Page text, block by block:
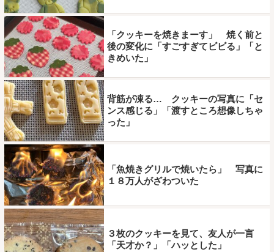
「クッキーを焼きまーす」 焼く前と
後の変化に「すごすぎてビビる」「と
きめいた」
背筋が凍る… クッキーの写真に「セ
ンス感じる」「渡すところ想像しちゃ
った」
「魚焼きグリルで焼いたら」 写真に
１８万人がざわついた
３枚のクッキーを見て、友人が一言
「天才か？」「ハッとした」